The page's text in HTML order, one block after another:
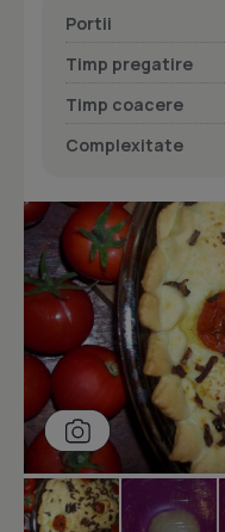
Portii
Timp pregatire
Timp coacere
Complexitate